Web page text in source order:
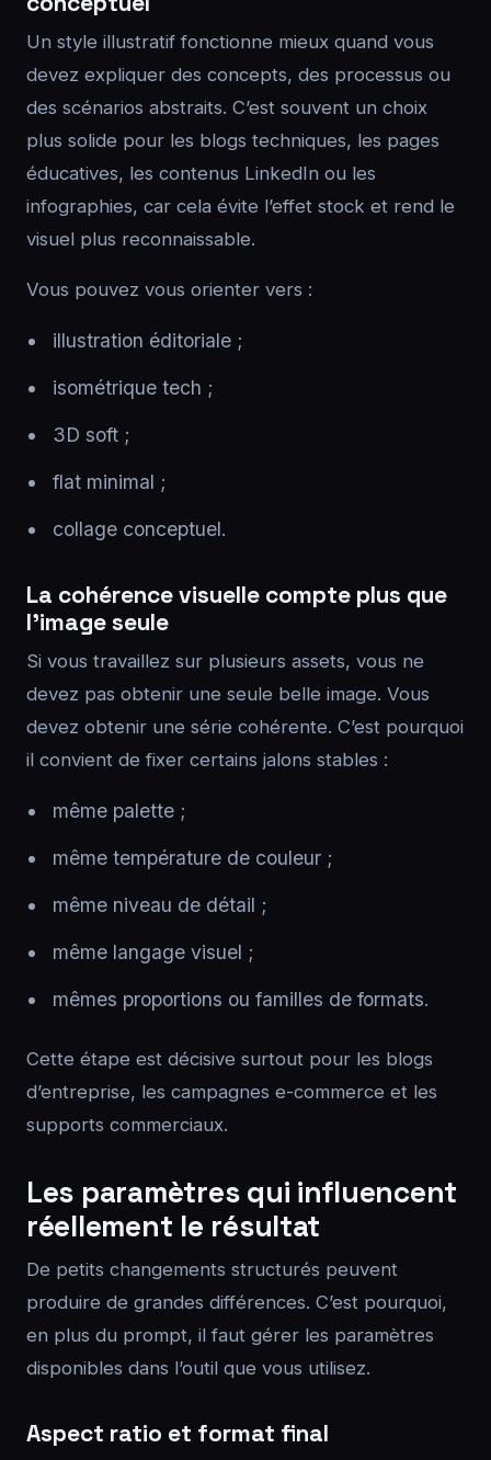
Un style illustratif fonctionne mieux quand vous
devez expliquer des concepts, des processus ou
des scénarios abstraits. C’est souvent un choix
plus solide pour les blogs techniques, les pages
éducatives, les contenus LinkedIn ou les
infographies, car cela évite l’effet stock et rend le
visuel plus reconnaissable.
Vous pouvez vous orienter vers :
illustration éditoriale ;
isométrique tech ;
3D soft ;
flat minimal ;
collage conceptuel.
La cohérence visuelle compte plus que
l’image seule
Si vous travaillez sur plusieurs assets, vous ne
devez pas obtenir une seule belle image. Vous
devez obtenir une série cohérente. C’est pourquoi
il convient de fixer certains jalons stables :
même palette ;
même température de couleur ;
même niveau de détail ;
même langage visuel ;
mêmes proportions ou familles de formats.
Cette étape est décisive surtout pour les blogs
d’entreprise, les campagnes e-commerce et les
supports commerciaux.
Les paramètres qui influencent
réellement le résultat
De petits changements structurés peuvent
produire de grandes différences. C’est pourquoi,
en plus du prompt, il faut gérer les paramètres
disponibles dans l’outil que vous utilisez.
Aspect ratio et format final